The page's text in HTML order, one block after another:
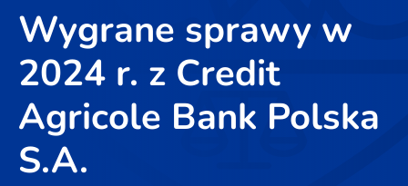
Wygrane sprawy w
2024 r. z Credit
Agricole Bank Polska
S.A.